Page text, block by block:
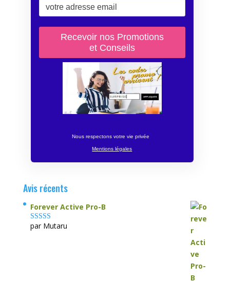
Nous respectons votre vie privée
Mentions légales
Avis récents
Forever Active Pro-B
Note4sur
par Mutaru